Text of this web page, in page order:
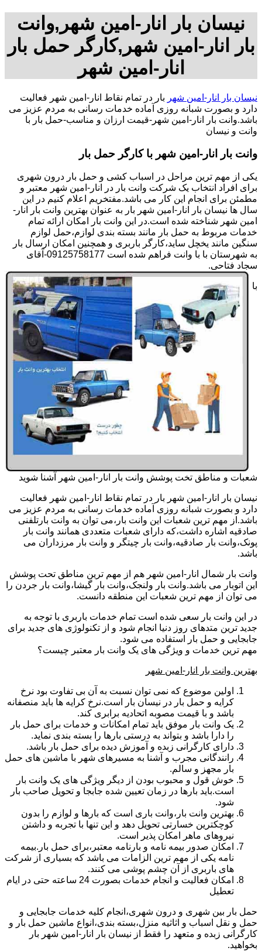
نیسان بار انار-امین شهر,وانت
بار انار-امین شهر,کارگر حمل بار
انار-امین شهر
نیسان بار انار-امین شهر بار در تمام نقاط انار-امین شهر فعالیت
دارد و بصورت شبانه روزی آماده خدمات رسانی به مردم عزیز می
باشد.وانت بار انار-امین شهر-قیمت ارزان و مناسب-حمل بار با
وانت و نیسان
وانت بار انار-امین شهر با کارگر حمل بار
یکی از مهم ترین مراحل در اسباب کشی و حمل بار درون شهری
برای افراد انتخاب یک شرکت وانت بار در انار-امین شهر معتبر و
مطمئن برای انجام این کار می باشد.مفتخریم اعلام کنیم در این
سال ها نیسان بار انار-امین شهر بار به عنوان بهترین وانت بار انار-
امین شهر شناخته شده است.در این وانت بار امکان ارائه تمام
خدمات مربوط به حمل بار مانند بسته بندی لوازم،حمل لوازم
سنگین مانند یخچل ساید،کارگر باربری و همچنین امکان ارسال بار
به شهرستان با با وانت فراهم شده است 09125758177-آقای
سجاد فتاحی.
با
شعبات و مناطق تخت پوشش وانت بار انار-امین شهر آشنا شوید
نیسان بار انار-امین شهر بار در تمام نقاط انار-امین شهر فعالیت
دارد و بصورت شبانه روزی آماده خدمات رسانی به مردم عزیز می
باشد.از مهم ترین شعبات این وانت بار،می توان به وانت بارتلفنی
صادقیه اشاره داشت،که دارای شعبات متعددی همانند وانت بار
پونک،وانت بار صادقیه،وانت بار چیتگر و وانت بار مرزداران می
باشد.
وانت بار شمال انار-امین شهر هم از مهم ترین مناطق تحت پوشش
این اتوبار می باشد.وانت بار ولنجک،وانت بار گیشا،وانت بار جردن را
می توان از مهم ترین شعبات این منطقه دانست.
در این وانت بار سعی شده است تمام خدمات باربری با توجه به
جدید ترین متدهای روز دنیا انجام شود و از تکنولوژی های جدید برای
جابجایی و حمل بار استفاده می شود.
مهم ترین خدمات و ویژگی های یک وانت بار معتبر چیست؟
بهترین وانت بار انار-امین شهر
اولین موضوع که نمی توان نسبت به آن بی تفاوت بود نرخ
کرایه و حمل بار در نیسان بار است.نرخ کرایه ها باید منصفانه
باشد و با قیمت مصوبه اتحادیه برابری کند.
یک وانت بار موفق باید تمام امکانات و خدمات برای حمل بار
را دارا باشد و بتواند به درستی بارها را بسته بندی نماید.
دارای کارگرانی زبده و آموزش دیده برای حمل بار باشد.
رانندگانی مجرب و آشنا به مسیرهای شهر با ماشین های حمل
بار مجهز و سالم.
خوش قول و محبوب بودن از دیگر ویژگی های یک وانت بار
است.باید بارها در زمان تعیین شده جابجا و تحویل صاحب بار
شود.
بهترین وانت بار،وانت باری است که بارها و لوازم را بدون
کوچکترین خسارتی تحویل دهد و این تنها با تجربه و داشتن
نیروهای ماهر امکان پذیر است.
امکان صدور بیمه نامه و بارنامه معتبر،برای حمل بار.بیمه
نامه یکی از مهم ترین الزامات می باشد که بسیاری از شرکت
های باربری از آن چشم پوشی می کنند.
امکان فعالیت و انجام خدمات بصورت 24 ساعته حتی در ایام
تعطیل
حمل بار بین شهری و درون شهری،انجام کلیه خدمات جابجایی و
حمل و نقل اسباب و اثاثیه منزل،بسته بندی،انواع ماشین حمل بار و
کارگرانی زبده و متعهد را فقط از نیسان بار انار-امین شهر بار
بخواهید.